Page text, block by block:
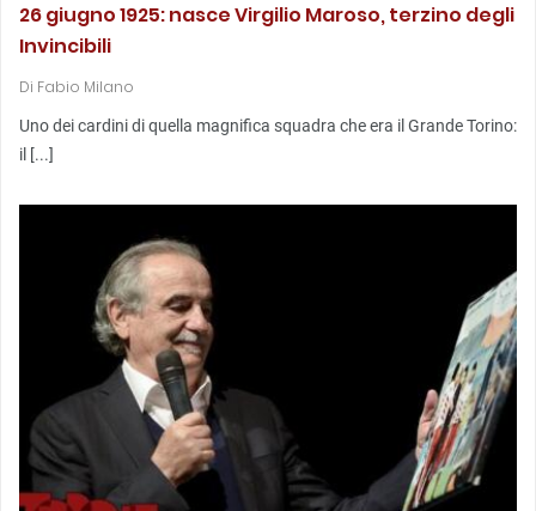
26 giugno 1925: nasce Virgilio Maroso, terzino degli
Invincibili
Di Fabio Milano
Uno dei cardini di quella magnifica squadra che era il Grande Torino:
il [...]